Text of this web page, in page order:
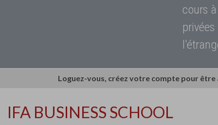
cours
Loguez-vous, créez votre compte pour
IFA BUSINESS SCHOOL